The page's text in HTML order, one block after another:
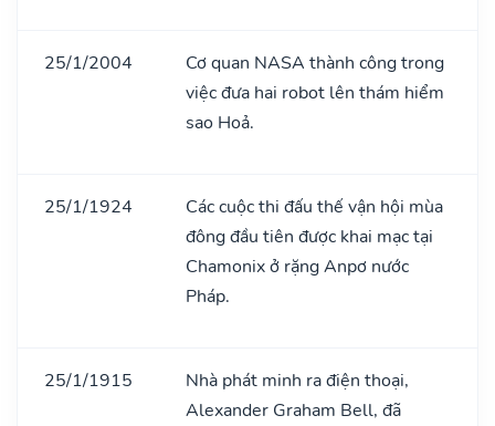
25/1/2004
Cơ quan NASA thành công trong
việc đưa hai robot lên thám hiểm
sao Hoả.
25/1/1924
Các cuộc thi đấu thế vận hội mùa
đông đầu tiên được khai mạc tại
Chamonix ở rặng Anpơ nước
Pháp.
25/1/1915
Nhà phát minh ra điện thoại,
Alexander Graham Bell, đã